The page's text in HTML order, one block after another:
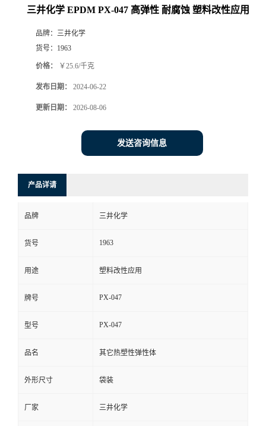
三井化学 EPDM PX-047 高弹性 耐腐蚀 塑料改性应用
品牌： 三井化学
货号： 1963
价格： ￥25.6/千克
发布日期： 2024-06-22
更新日期： 2026-08-06
发送咨询信息
产品详请
品牌 三井化学
货号 1963
用途 塑料改性应用
牌号 PX-047
型号 PX-047
品名 其它热塑性弹性体
外形尺寸 袋装
厂家 三井化学